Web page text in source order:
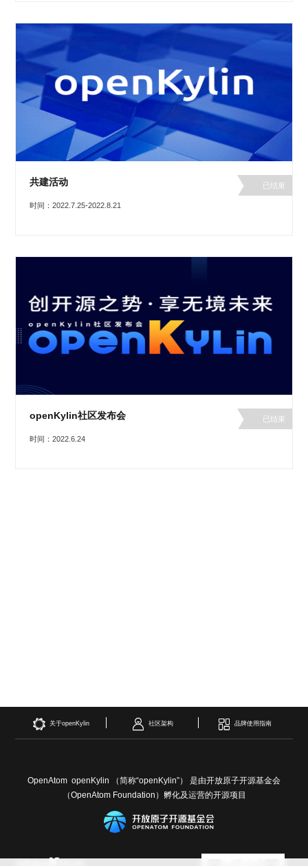
共建活动
时间：2022.7.25-2022.8.21
已结束
openKylin社区发布会
时间：2022.6.24
已结束
关于openKylin 社区架构 品牌使用指南
OpenAtom openKylin （简称“openKylin”） 是由开放原子开源基金会
（OpenAtom Foundation）孵化及运营的开源项目